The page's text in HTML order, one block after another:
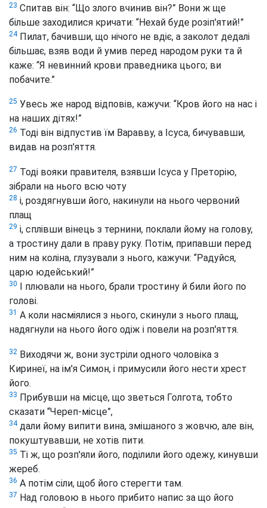
23 Спитав він: “Що злого вчинив він?” Вони ж ще
більше заходилися кричати: “Нехай буде розіп'ятий!”
24Пилат, бачивши, що нічого не вдіє, а заколот дедалі
більшає, взяв води й умив перед народом руки та й
каже: “Я невинний крови праведника цього; ви
побачите.”
25 Увесь же народ відповів, кажучи: “Кров його на нас і
на наших дітях!”
26 Тоді він відпустив їм Варавву, а Ісуса, бичувавши,
видав на розп'яття.
27 Тоді вояки правителя, взявши Ісуса у Преторію,
зібрали на нього всю чоту
28 і, роздягнувши його, накинули на нього червоний
плащ
29 і, сплівши вінець з тернини, поклали йому на голову,
а тростину дали в праву руку. Потім, припавши перед
ним на коліна, глузували з нього, кажучи: “Радуйся,
царю юдейський!”
30 І плювали на нього, брали тростину й били його по
голові.
31 А коли насміялися з нього, скинули з нього плащ,
надягнули на нього його одіж і повели на розп'яття.
32 Виходячи ж, вони зустріли одного чоловіка з
Киринеї, на ім'я Симон, і примусили його нести хрест
його.
33 Прибувши на місце, що зветься Голгота, тобто
сказати “Череп-місце”,
34дали йому випити вина, змішаного з жовчю, але він,
покуштувавши, не хотів пити.
35 Ті ж, що розп'яли його, поділили його одежу, кинувши
жереб.
36 А потім сіли, щоб його стерегти там.
37 Над головою в нього прибито напис за що його